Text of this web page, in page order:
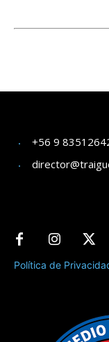
+56 9
Política de